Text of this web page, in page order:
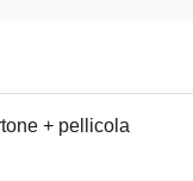
+ pellicola